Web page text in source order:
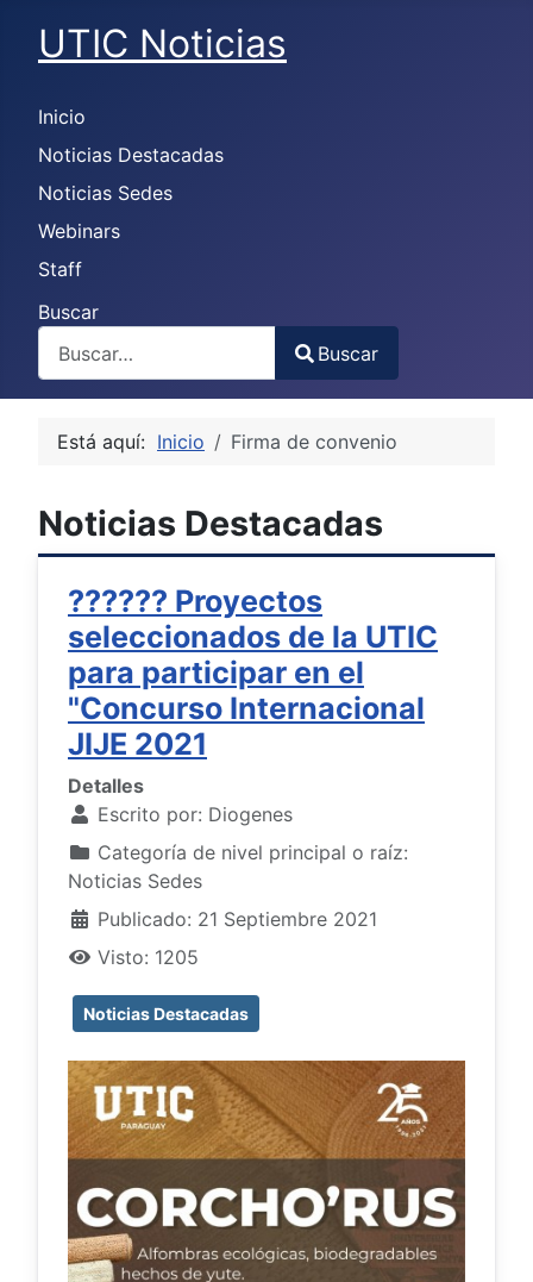
UTIC Noticias
Inicio
Noticias Destacadas
Noticias Sedes
Webinars
Staff
Buscar
Type 2 or more characters for results.
Buscar
Está aquí: Inicio Firma de convenio
Noticias Destacadas
??‍???‍? Proyectos
seleccionados de la UTIC
para participar en el
"Concurso Internacional
JIJE 2021
Detalles
Escrito por: Diogenes
Categoría de nivel principal o raíz:
Noticias Sedes
Publicado: 21 Septiembre 2021
Visto: 1205
Noticias Destacadas